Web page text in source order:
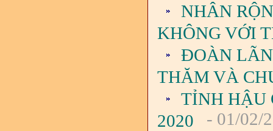
NHÂN
KHÔNG VỚI
ĐOÀN
THĂM VÀ
TỈNH HẬU
2020
- 01/02/